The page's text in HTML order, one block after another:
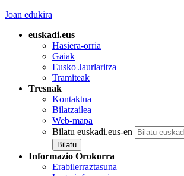
Joan edukira
euskadi.eus
Hasiera-orria
Gaiak
Eusko Jaurlaritza
Tramiteak
Tresnak
Kontaktua
Bilatzailea
Web-mapa
Bilatu euskadi.eus-en
Informazio Orokorra
Erabilerraztasuna